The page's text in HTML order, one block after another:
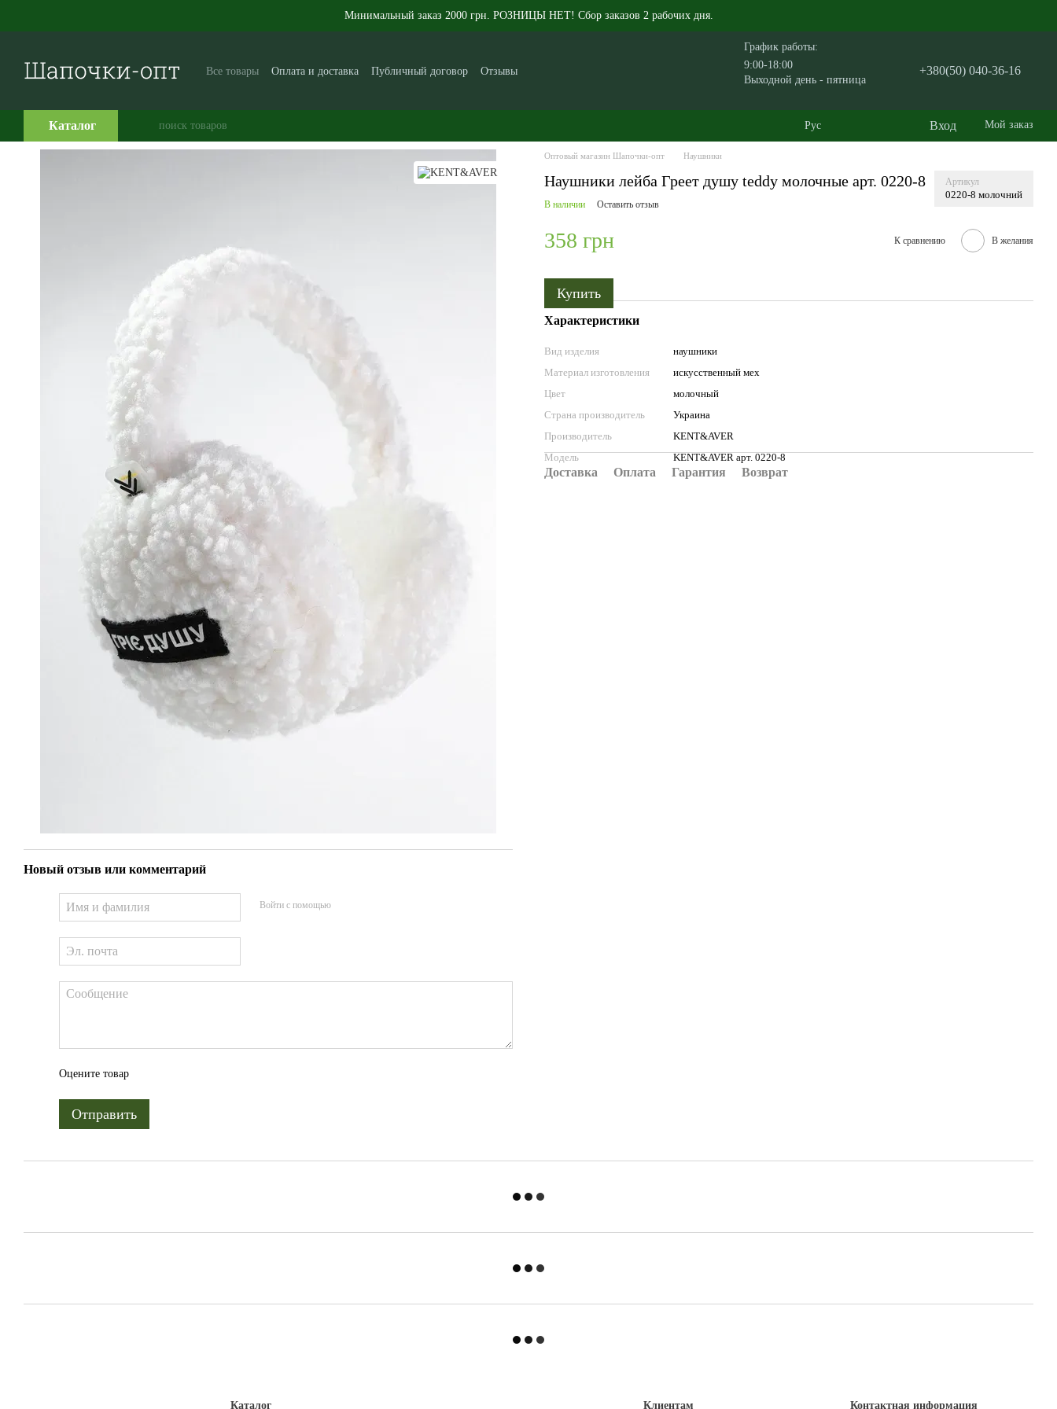
Минимальный заказ 2000 грн. РОЗНИЦЫ НЕТ! Сбор заказов 2 рабочих дня.
Все товары Оплата и доставка Публичный договор
Отзывы
График работы:
9:00-18:00
Выходной день - пятница
+380(50) 040-36-16
Каталог Рус Вход Мой заказ
Новый отзыв или комментарий
Войти с помощью
Оцените товар
Отправить
Оптовый магазин Шапочки-опт Наушники
Наушники лейба Греет душу teddy молочные арт. 0220-8 Артикул
0220-8 молочний
В наличии Оставить отзыв
358 грн К сравнению В желания
Купить
Характеристики
Вид изделия
наушники
Материал изготовления
искусственный мех
Цвет
молочный
Страна производитель
Украина
Производитель
KENT&AVER
Модель
KENT&AVER арт. 0220-8
Доставка Оплата Гарантия Возврат
Каталог Клиентам Контактная информация